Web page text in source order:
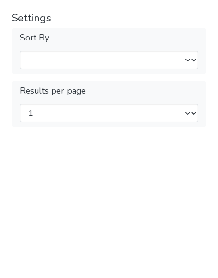
Settings
Sort By
Results per page